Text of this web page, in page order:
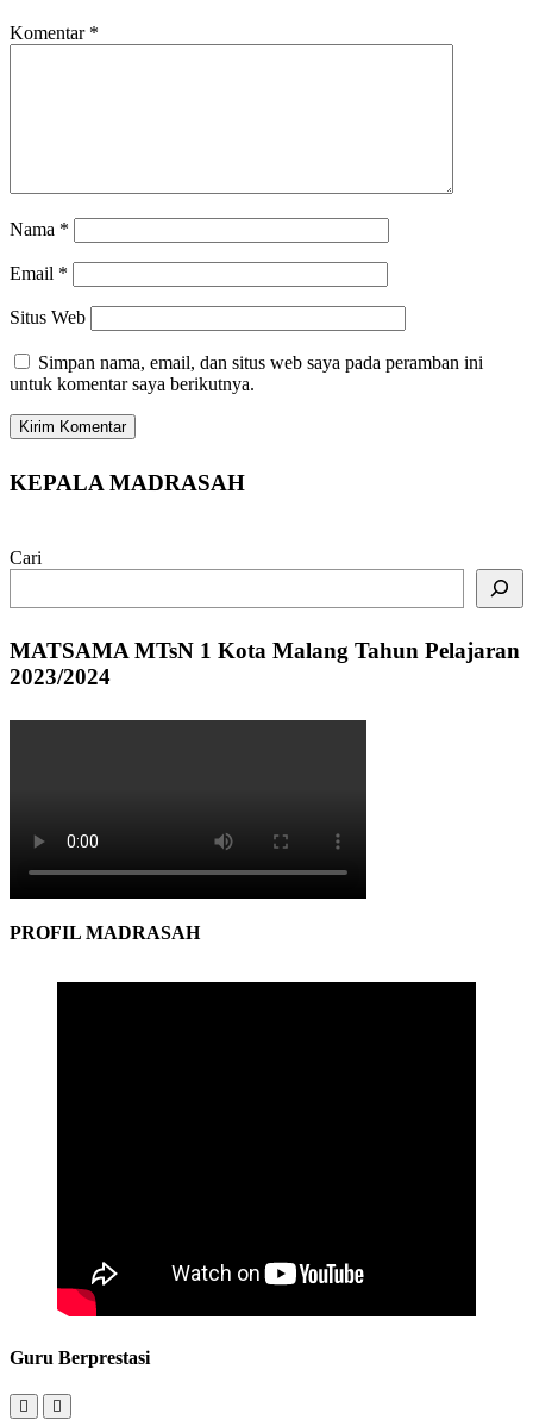
Komentar *
Nama *
Email *
Situs Web
Simpan nama, email, dan situs web saya pada peramban ini
untuk komentar saya berikutnya.
KEPALA MADRASAH
Cari
MATSAMA MTsN 1 Kota Malang Tahun Pelajaran
2023/2024
PROFIL MADRASAH
Guru Berprestasi